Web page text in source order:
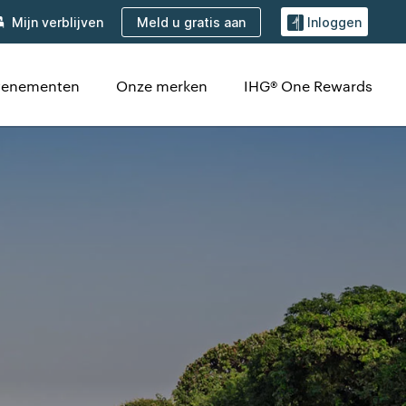
Mijn verblijven Meld u gratis aan Inloggen
Onze merken IHG® One Rewards